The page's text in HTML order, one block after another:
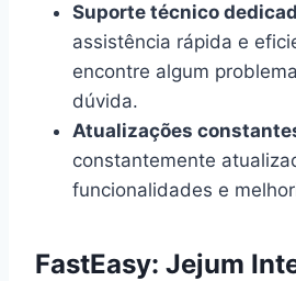
Suporte técnico
assistência rápida e
encontre algum
dúvida.
Atualizações
constantemente
funcionalidades e
FastEasy: Jejum